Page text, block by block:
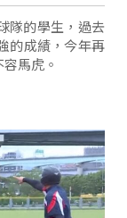
隊的學生，過去
的成績，今年再
馬虎。